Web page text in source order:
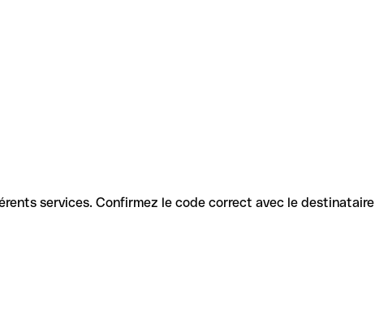
services. Confirmez le code correct avec le destinataire